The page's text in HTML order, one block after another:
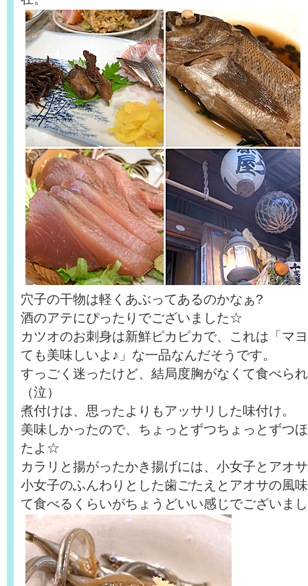
穴子の干物は軽くあぶってあるのかなぁ?
酒のアテにぴったりでございました☆
カツオのお刺身は新鮮ピカピカで、これは「マ
ても美味しいよ♪」な一品なんだそうです。
すっごく迷ったけど、結局度胸がなくて食べら
（泣）
煮付けは、思ったよりもアッサリした味付け。
美味しかったので、ちょっとずつちょっとずつ
たよ☆
カラリと揚がったかき揚げには、小女子とアオ
小女子のふんわりとした歯ごたえとアオサの風
て食べるくらいがちょうどいい感じでございま